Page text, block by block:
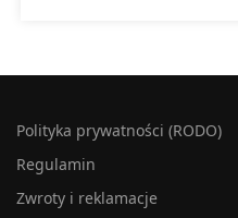
Polityka prywatności (RODO)
Regulamin
Zwroty i reklamacje